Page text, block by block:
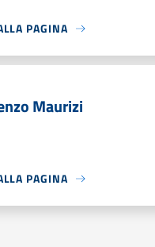
PAGINA
Maurizi
PAGINA